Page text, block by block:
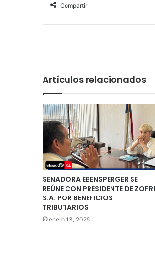
Compartir
Artículos relacionados
SENADORA EBENSPERGER SE
REÚNE CON PRESIDENTE DE ZOFRI
S.A. POR BENEFICIOS
TRIBUTARIOS
enero 13, 2025